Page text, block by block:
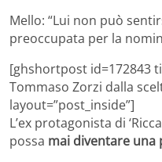
Mello: “Lui non può
preoccupata per la
[ghshortpost id=172843
Tommaso Zorzi dalla
layout=”post_inside”]
L’ex protagonista di
possa mai diventare